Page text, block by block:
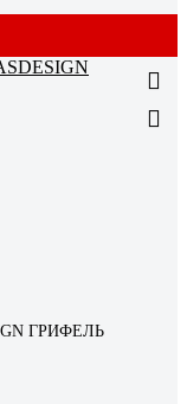
ГРИФЕЛЬ